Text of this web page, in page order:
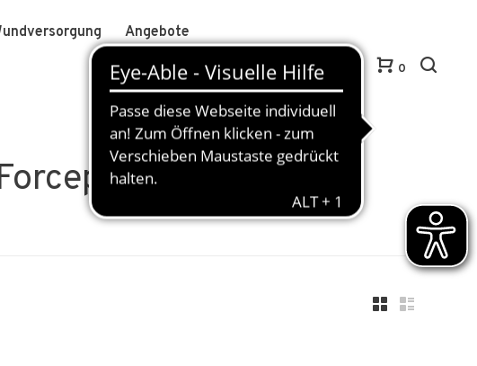
Angebote
Anmelden / Kundenkonto anlegen
0